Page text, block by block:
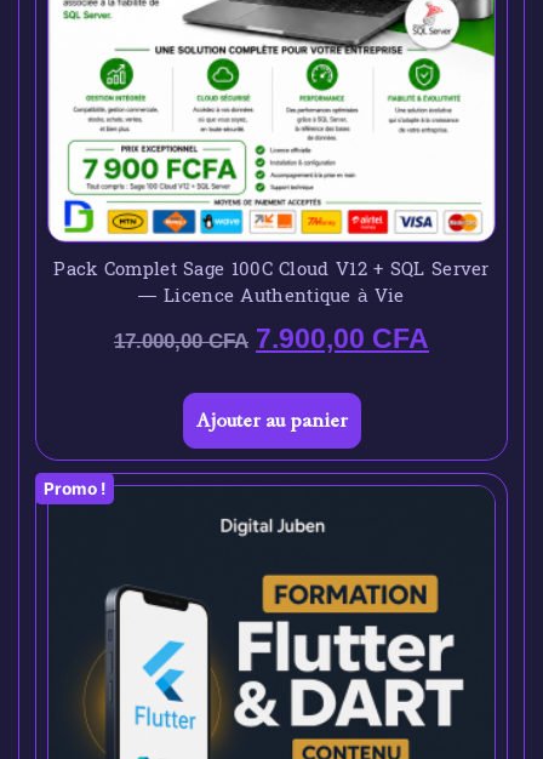
Pack Complet Sage 100C Cloud V12 + SQL Server
— Licence Authentique à Vie
17.000,00CFA 7.900,00 CFA
Ajouter au panier
Promo !